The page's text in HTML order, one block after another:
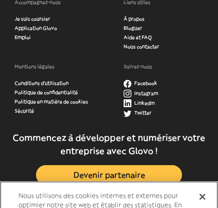
Accompagnez-nous
Je suis coursier
Application Glovo
Emploi
Liens utiles
À propos
Bloguer
Aide et FAQ
Nous contacter
Mentions légales
Conditions d’utilisation
Politique de confidentialité
Politique en matière de cookies
Sécurité
Suivez-nous
Facebook
Instagram
LinkedIn
Twitter
Commencez à développer et numériser votre
entreprise avec Glovo !
Devenir partenaire
Nous utilisons des cookies internes et externes pour
optimier notre site web et établir des statistiques. En